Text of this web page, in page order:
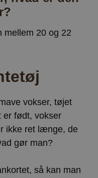
mellem 20 og 22
vokser, tøjet
født, vokser
ikke ret længe, de
gør man?
så kan man